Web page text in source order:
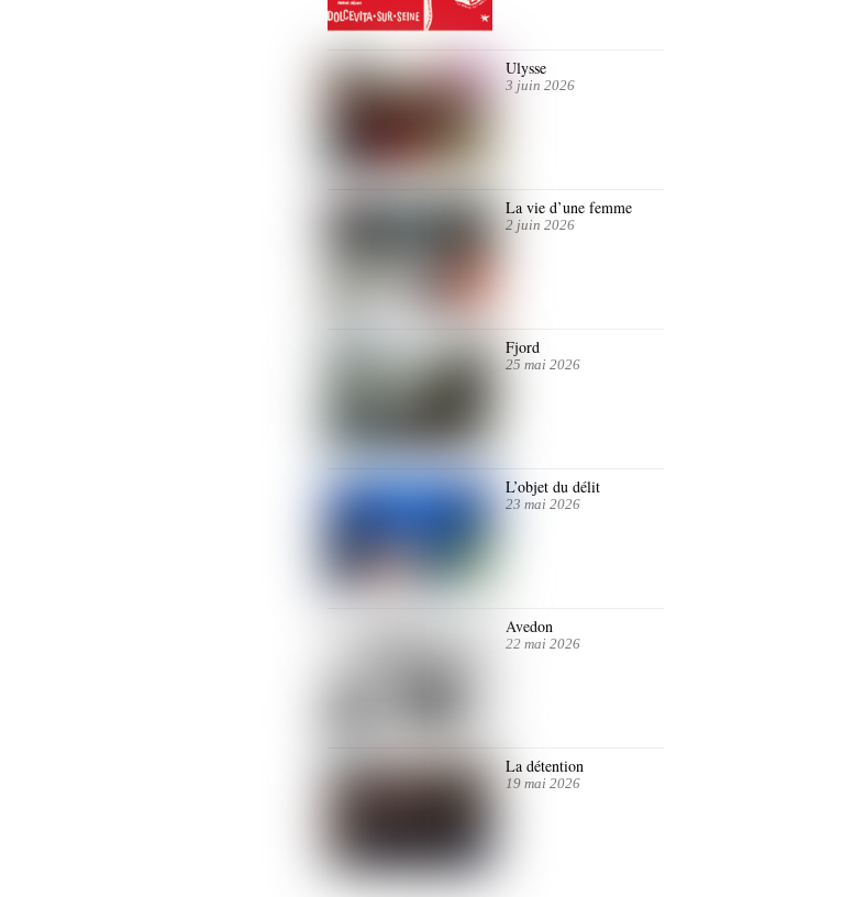
Ulysse
3 juin 2026
La vie d’une femme
2 juin 2026
Fjord
25 mai 2026
L’objet du délit
23 mai 2026
Avedon
22 mai 2026
La détention
19 mai 2026